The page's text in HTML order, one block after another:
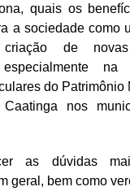
quais os
a sociedade como
de
especialmente na
do Patrimônio
nos
as dúvidas
geral, bem como